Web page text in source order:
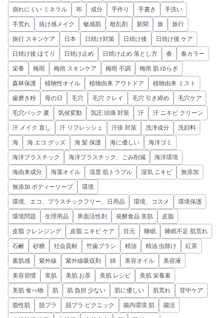
崩れにくい ミネラル 布 成分 手作り 手書き 手洗い
手荒れ 抜け感メイク 敏感肌 散乱剤 新聞 旅 旅行
旅行 スキンケア 日本 日焼け対策 日焼け後 日焼け後 ケア
日焼け後 ほてり 日焼け止め 日焼け止め 落とし方 春 春カラー
栄養 梅雨 梅雨 スキンケア 梅雨 不調 梅雨 肌 ゆらぎ
森林保護 植物性オイル 植物由来 アウトドア 植物由来 ミスト
歯磨き粉 母の日 毛穴 毛穴 クレイ 毛穴 引き締め 毛穴ケア
毛穴パック 夏 気候変動 気圧 頭痛 対策 汗 汗 ニキビ クリーン
汗 メイク 直し 汗 リフレッシュ 汗疹 対策 洗浄成分 洗顔料
海 海 エコ グッズ 海 髪 保護 海に優しい 海洋ゴミ
海洋プラスチック 海洋プラスチック、ごみ削減 海洋環境
海由来成分 海藻オイル 湿度 肌トラブル 湿気 ニキビ 無添加
無添加 ボディーソープ 環境
環境、エコ、プラスチックフリー、日用品 環境、コスメ 環境保護
環境問題 生理用品 界面活性剤 発酵食品 美肌 皮脂
皮脂 クレンジング 皮脂 ニキビ ケア 目元 睡眠 睡眠不足 肌荒れ
石鹸 砂糖 社会貢献 竹歯ブラシ 精油 精油 虫除け 紅茶
素肌感 紫外線 紫外線吸収剤 綿 美容オイル 美容液
美容習慣 美肌 美肌 お茶 美肌 レシピ 美肌 栄養素
美肌 食べ物 肌 肌 負担 少ない 肌に優しい 肌荒れ 背中ケア
脂性肌 脱プラ 脱プラ ピクニック 腸内環境 肌 腸活